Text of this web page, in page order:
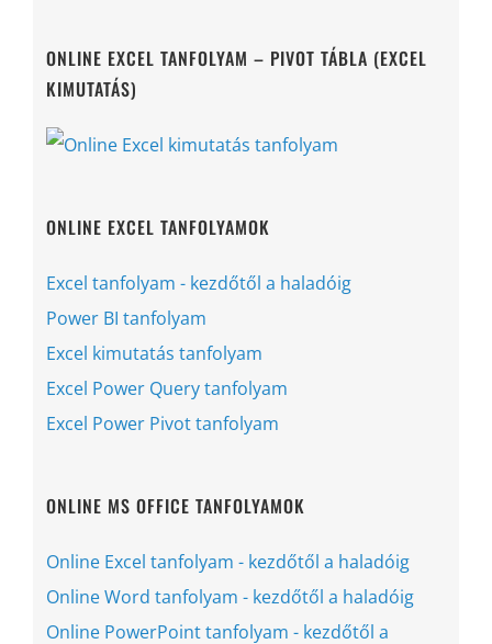
ONLINE EXCEL TANFOLYAM – PIVOT TÁBLA (EXCEL
KIMUTATÁS)
ONLINE EXCEL TANFOLYAMOK
Excel tanfolyam - kezdőtől a haladóig
Power BI tanfolyam
Excel kimutatás tanfolyam
Excel Power Query tanfolyam
Excel Power Pivot tanfolyam
ONLINE MS OFFICE TANFOLYAMOK
Online Excel tanfolyam - kezdőtől a haladóig
Online Word tanfolyam - kezdőtől a haladóig
Online PowerPoint tanfolyam - kezdőtől a